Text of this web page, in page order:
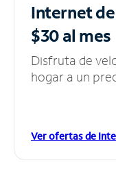
Internet
$30 al mes
Disfruta de
hogar a un
Ver ofertas de